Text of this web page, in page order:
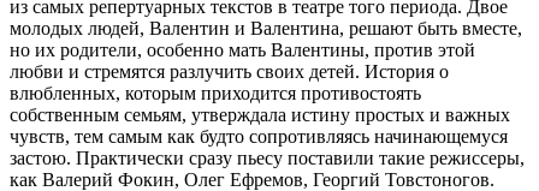
из самых репертуарных текстов в театре того периода. Двое
молодых людей, Валентин и Валентина, решают быть вместе,
но их родители, особенно мать Валентины, против этой
любви и стремятся разлучить своих детей. История о
влюбленных, которым приходится противостоять
собственным семьям, утверждала истину простых и важных
чувств, тем самым как будто сопротивляясь начинающемуся
застою. Практически сразу пьесу поставили такие режиссеры,
как Валерий Фокин, Олег Ефремов, Георгий Товстоногов.